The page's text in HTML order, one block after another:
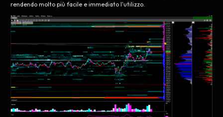
rendendo molto più facile e immediato l'utilizzo.